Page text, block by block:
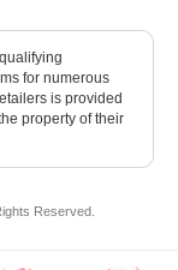
for numerous
is provided
property of their
Reserved.